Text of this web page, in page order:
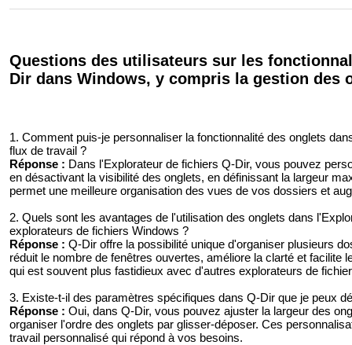
Questions des utilisateurs sur les
Dir dans Windows, y compris la gestion des
1. Comment puis-je personnaliser la fonctionnalité des onglets
flux de travail ?
Réponse : Dans l'Explorateur de fichiers Q-Dir, vous pouvez
en désactivant la visibilité des onglets, en définissant la largeur
permet une meilleure organisation des vues de vos dossiers et
2. Quels sont les avantages de l'utilisation des onglets dans
explorateurs de fichiers Windows ?
Réponse : Q-Dir offre la possibilité unique d'organiser plusieurs
réduit le nombre de fenêtres ouvertes, améliore la clarté et
qui est souvent plus fastidieux avec d'autres explorateurs de
3. Existe-t-il des paramètres spécifiques dans Q-Dir que je peux
Réponse : Oui, dans Q-Dir, vous pouvez ajuster la largeur des
organiser l'ordre des onglets par glisser-déposer. Ces
travail personnalisé qui répond à vos besoins.